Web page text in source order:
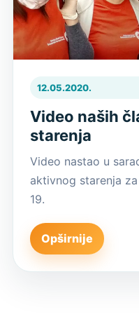
12.05.2020.
Video naših
starenja
Video nastao u
aktivnog starenja
19.
Opširnije